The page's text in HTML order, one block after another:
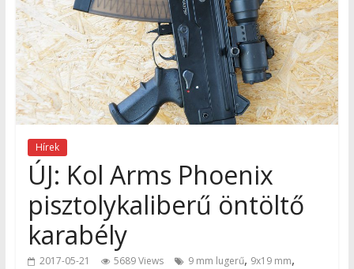
Hírek
ÚJ: Kol Arms Phoenix
pisztolykaliberű öntöltő
karabély
2017-05-21 5689 Views 9 mm lugerű, 9x19 mm,